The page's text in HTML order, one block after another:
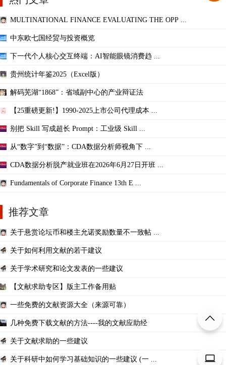
MULTINATIONAL FINANCE EVALUATING THE OPP ...
中东欧七国经贸与投资概览
下一代个人核心交互终端：AI智能眼镜消费趋 ...
贵州统计年鉴2025（Excel版）
解码芜湖“1868”：省域副中心的产业辩证法
【25重磅更新!】1990-2025上市公司代理成本 ...
别把 Skill 写成超长 Prompt：工业级 Skill ...
从“数字”到“数据”：CDA数据分析师视角下 ...
CDA数据分析脱产就业班在2026年6月27日开班 ...
Fundamentals of Corporate Finance 13th E ...
推荐文章
关于悬赏论坛币和楼主允诺奖励数量不一致帖 ...
关于如何利用文献的若干建议
关于学术研究和论文发表的一些建议
【文献求助专区】版主工作备用贴
一些免费的文献资源大全（来源可靠）
几种免费下载文献的方法----我的文献应助经
关于文献求助的一些建议
关于科研中如何学习基础知识的一些建议 (一 ...